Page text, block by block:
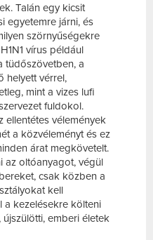
Talán egy kicsit
egyetemre járni, és
szörnyűségekre
vírus például
tüdőszövetben, a
helyett vérrel,
mint a vizes lufi
fuldokol.
ellentétes vélemények
a közvéleményt és ez
árat megkövetelt.
az oltóanyagot, végül
csak közben a
kell
a kezelésekre költeni
emberi életek